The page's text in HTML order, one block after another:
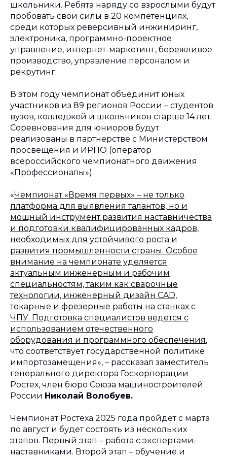
школьники. Ребята наряду со взрослыми будут
пробовать свои силы в 20 компетенциях,
среди которых реверсивный инжиниринг,
электроника, программно-проектное
управление, интернет-маркетинг, бережливое
производство, управление персоналом и
рекрутинг.
В этом году чемпионат объединит юных
участников из 89 регионов России – студентов
вузов, колледжей и школьников старше 14 лет.
Соревнования для юниоров будут
реализованы в партнерстве с Министерством
просвещения и ИРПО (оператор
всероссийского чемпионатного движения
«Профессионалы»).
«Чемпионат «Время первых» – не только
платформа для выявления талантов, но и
мощный инструмент развития наставничества
и подготовки квалифицированных кадров,
необходимых для устойчивого роста и
развития промышленности страны. Особое
внимание на чемпионате уделяется
актуальным инженерным и рабочим
специальностям, таким как сварочные
технологии, инженерный дизайн CAD,
токарные и фрезерные работы на станках с
ЧПУ. Подготовка специалистов ведется с
использованием отечественного
оборудования и программного обеспечения,
что соответствует государственной политике
импортозамещения», – рассказал заместитель
генерального директора Госкорпорации
Ростех, член бюро Союза машиностроителей
России Николай Волобуев.
Чемпионат Ростеха 2025 года пройдет с марта
по август и будет состоять из нескольких
этапов. Первый этап – работа с экспертами-
наставниками. Второй этап – обучение и